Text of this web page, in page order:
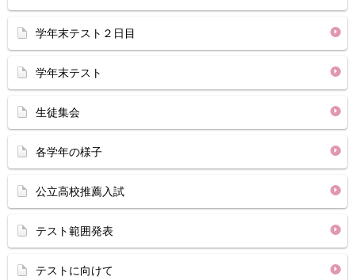
学年末テスト２日目
学年末テスト
生徒集会
各学年の様子
公立高校推薦入試
テスト範囲発表
テストに向けて